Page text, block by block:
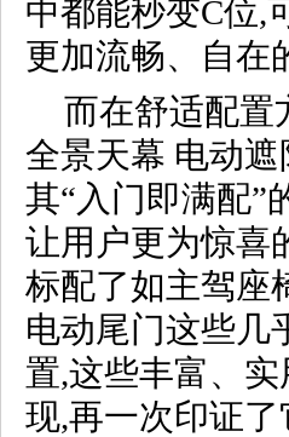
中都能秒变C位,
更加流畅、自在
而在舒适配置
全景天幕 电动
其“入门即满配”
让用户更为惊喜
标配了如主驾座
电动尾门这些几
置,这些丰富、
现,再一次印证